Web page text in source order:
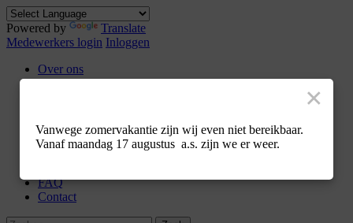
×
Vanwege zomervakantie zijn wij even niet bereikbaar.
Vanaf maandag 17 augustus a.s. zijn we er weer.
Powered by
Translate
Medewerkers login Inloggen
Over ons
Schoolplan
Belangrijke documenten
Medezeggenschap
Ik ben nieuwsgierig
FAQ
Contact